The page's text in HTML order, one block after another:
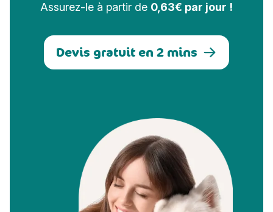
Assurez-le à partir de 0,63€ par jour !
Devis gratuit en 2 mins